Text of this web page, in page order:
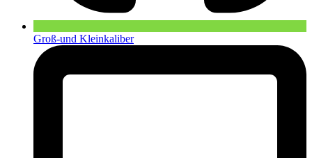
Groß-und Kleinkaliber